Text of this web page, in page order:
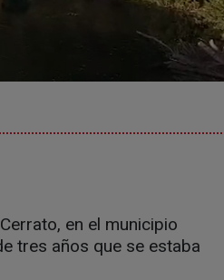
en el municipio
tres años que se estaba